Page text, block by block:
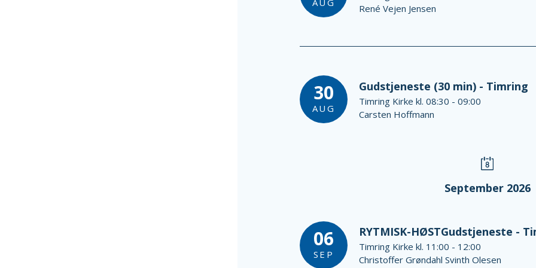
AUG
René Vejen Jensen
30
AUG
Gudstjeneste (30 min) - Timring
Timring Kirke kl. 08:30 - 09:00
Carsten Hoffmann
September 2026
06
SEP
RYTMISK-HØSTGudstjeneste -
Timring Kirke kl. 11:00 - 12:00
Christoffer Grøndahl Svinth Olesen